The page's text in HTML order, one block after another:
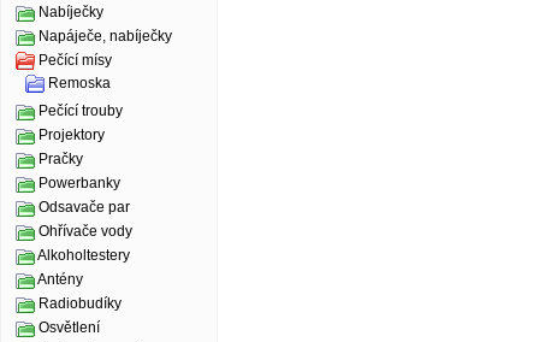
Nabíječky
Napáječe, nabíječky
Pečící mísy
Remoska
Pečící trouby
Projektory
Pračky
Powerbanky
Odsavače par
Ohřívače vody
Alkoholtestery
Antény
Radiobudíky
Osvětlení